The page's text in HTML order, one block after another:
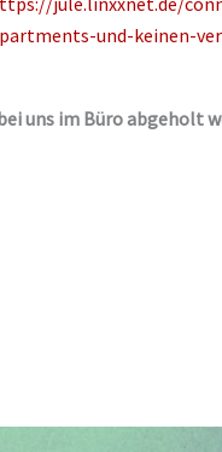
und-keinen-
uns im Büro abgeholt